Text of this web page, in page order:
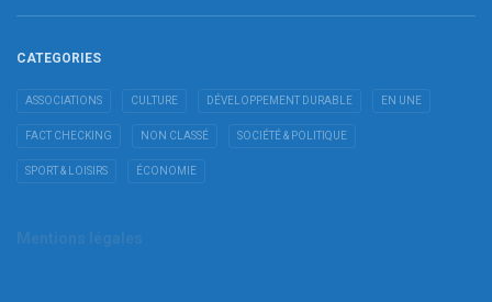
CATEGORIES
ASSOCIATIONS CULTURE DÉVELOPPEMENT DURABLE EN UNE
FACT CHECKING NON CLASSÉ SOCIÉTÉ & POLITIQUE
SPORT & LOISIRS ÉCONOMIE